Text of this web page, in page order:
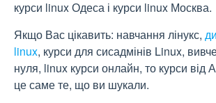
курси linux Одеса і курси linux Москва.
Якщо Вас цікавить: навчання лінукс,
linux, курси для сисадмінів Linux,
нуля, linux курси онлайн, то курси від
це саме те, що ви шукали.